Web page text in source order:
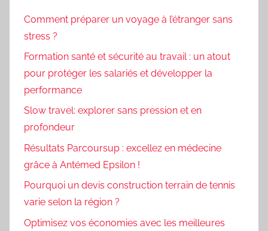
Comment préparer un voyage à l’étranger sans
stress ?
Formation santé et sécurité au travail : un atout
pour protéger les salariés et développer la
performance
Slow travel: explorer sans pression et en
profondeur
Résultats Parcoursup : excellez en médecine
grâce à Antémed Epsilon !
Pourquoi un devis construction terrain de tennis
varie selon la région ?
Optimisez vos économies avec les meilleures